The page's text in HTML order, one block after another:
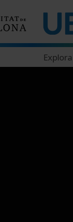
Explora